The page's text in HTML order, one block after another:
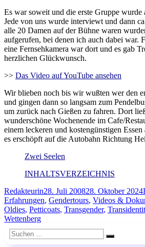
Es war soweit und die erste Gruppe wurde
Jede von uns wurde interviewt und dann
alle 20 Damen auf der Bühne waren
aufgerufen, bei denen ich auch dabei war.
eine Fernsehkamera war dort und es gab
herzlichen Glückwunsch.
>> Das Video auf YouTube ansehen
Wir blieben noch bis wir wußten wer den
und gingen dann so langsam zum
um zurück nach Gießen zu fahren. Dort
wunderschöne Wochenende im Cafe/
einem leckeren und kostengünstigen
es erschöpft auf die Autobahn Richtung
Zwei Seelen
INHALTSVERZEICHNIS
Autor
RedakteurinVeröffentlicht
am
28. Juli 200828. Oktober 2024
Erfahrungen, Gendertours, Videos &
Oldies, Petticoats, Transgender,
Wettenberg
Suchen
nach:
Suchen